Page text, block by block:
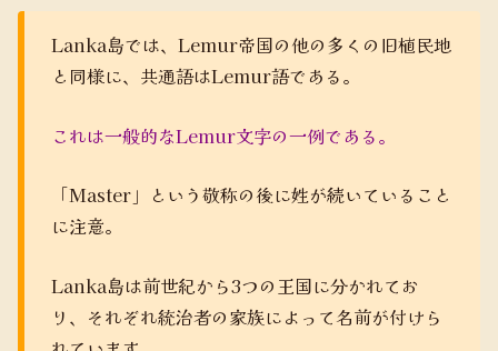
Lanka島では、Lemur帝国の他の多くの旧植民地
と同様に、共通語はLemur語である。
これは一般的なLemur文字の一例である。
「Master」という敬称の後に姓が続いていること
に注意。
Lanka島は前世紀から3つの王国に分かれてお
り、それぞれ統治者の家族によって名前が付けら